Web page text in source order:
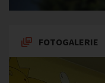
FOTOGALERIE